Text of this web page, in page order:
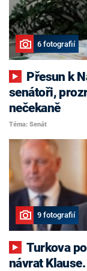
6 fotografií
senátoři,
nečekaně
Téma: Senát
9 fotografií
Turkova pomsta, nekonfliktní Havlíček i
návrat